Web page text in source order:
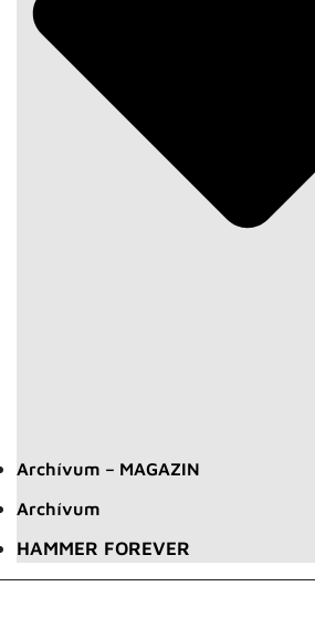
Archívum – MAGAZIN
Archívum
HAMMER FOREVER